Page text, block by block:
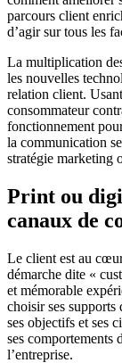
parcours client
d’agir sur tous les
La multiplication
les nouvelles
relation client.
consommateur
fonctionnement
la communication
stratégie marketing
Print ou
canaux de
Le client est au
démarche dite «
et mémorable
choisir ses supports
ses objectifs et ses
ses comportements
l’entreprise.